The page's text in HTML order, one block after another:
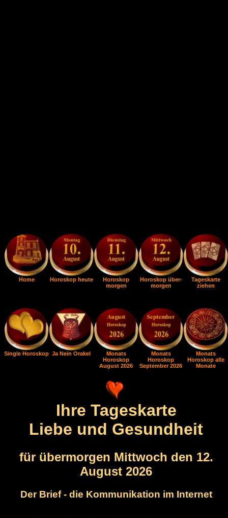
Home Horoskop heute
Horoskop
morgen
Horoskop über-
morgen
Tageskarte
ziehen
Single Horoskop Ja Nein Orakel
Monats
Horoskop
August 2026
Monats
Horoskop
September 2026
Monats
Horoskop alle
Monate
Ihre Tageskarte
Liebe und Gesundheit
für übermorgen Mittwoch den 12.
August 2026
Der Brief - die Kommunikation im Internet